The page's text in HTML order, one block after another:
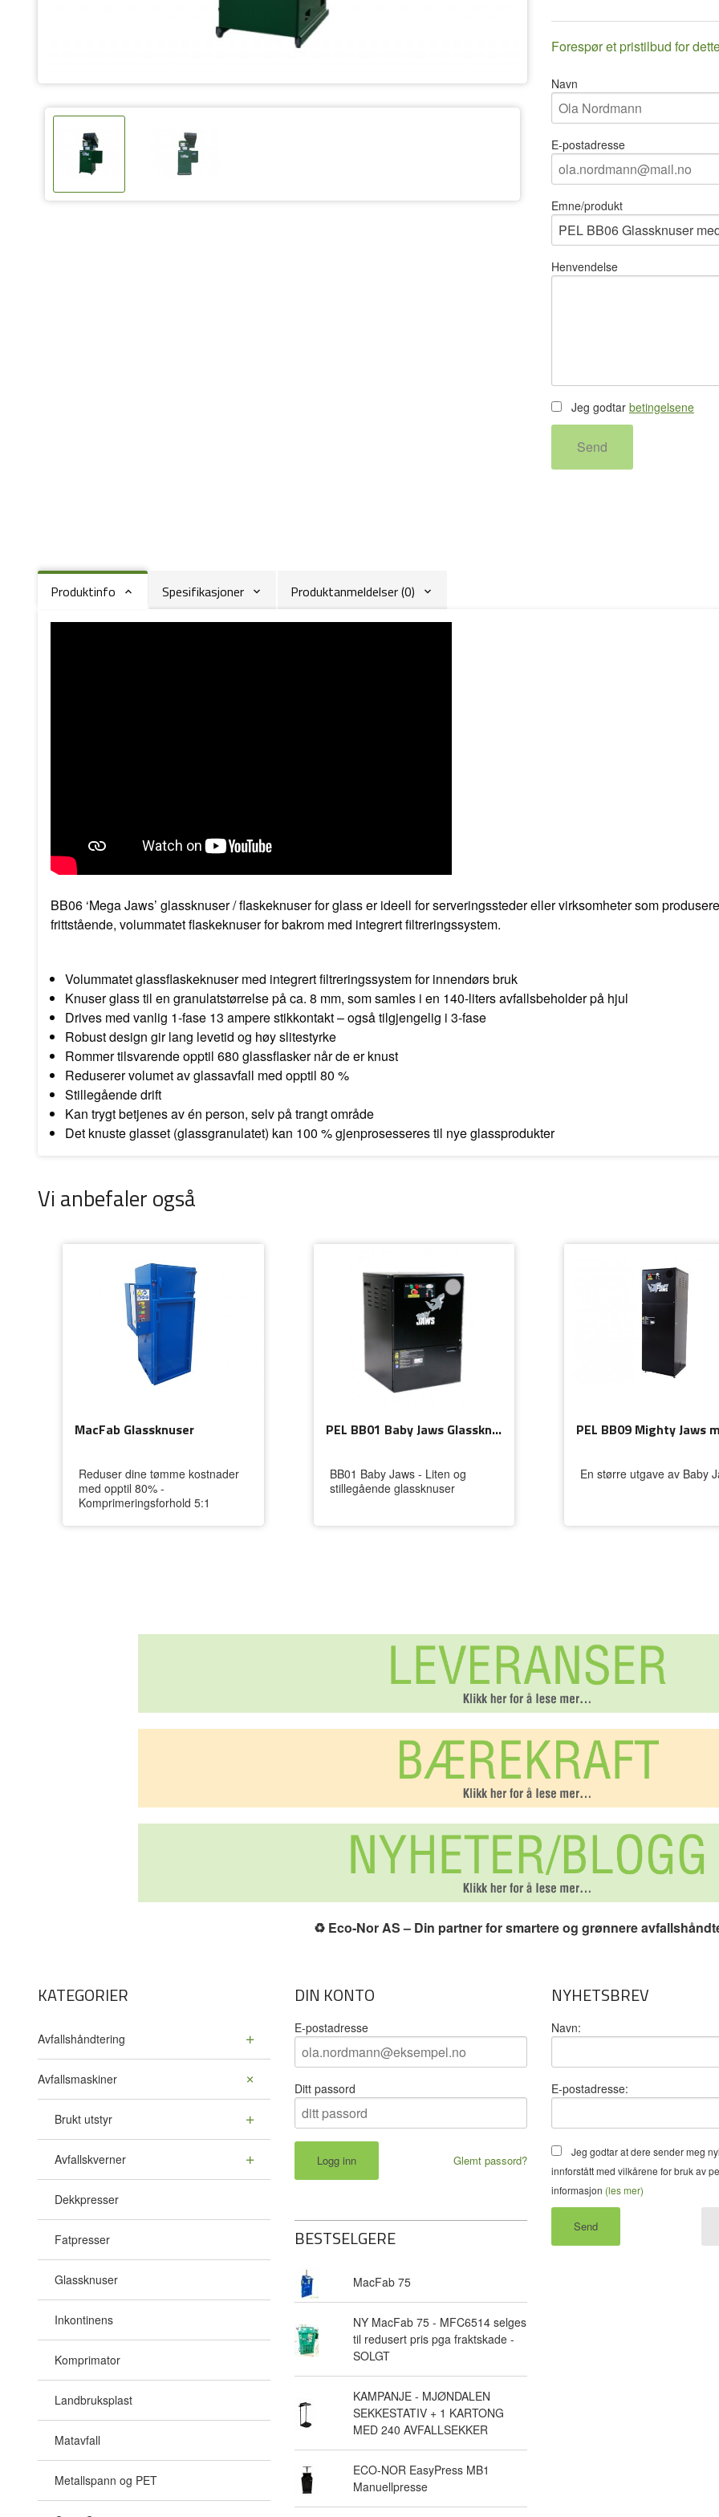
Forespør et pristilbud for
Navn
E-postadresse
Emne/produkt
Henvendelse
Jeg godtar betingelsene
Send
Produktinfo Spesifikasjoner Produktanmeldelser (0)
BB06 ‘Mega Jaws’ glassknuser / flaskeknuser for glass er ideell for serveringssteder eller virksomheter som
frittstående, volummatet flaskeknuser for bakrom med integrert filtreringssystem.
Volummatet glassflaskeknuser med integrert filtreringssystem for innendørs bruk
Knuser glass til en granulatstørrelse på ca. 8 mm, som samles i en 140-liters avfallsbeholder på hjul
Drives med vanlig 1-fase 13 ampere stikkontakt – også tilgjengelig i 3-fase
Robust design gir lang levetid og høy slitestyrke
Rommer tilsvarende opptil 680 glassflasker når de er knust
Reduserer volumet av glassavfall med opptil 80 %
Stillegående drift
Kan trygt betjenes av én person, selv på trangt område
Det knuste glasset (glassgranulatet) kan 100 % gjenprosesseres til nye glassprodukter
Vi anbefaler også
MacFab Glassknuser
Reduser dine tømme kostnader
med opptil 80% -
Komprimeringsforhold 5:1
PEL BB01 Baby Jaws Glassknuser
BB01 Baby Jaws - Liten og
stillegående glassknuser
En større utgave av Baby
♻️ Eco-Nor AS – Din partner for smartere og grønnere
KATEGORIER
Avfallshåndtering
Avfallsmaskiner
Brukt utstyr
Avfallskverner
Dekkpresser
Fatpresser
Glassknuser
Inkontinens
Komprimator
Landbruksplast
Matavfall
Metallspann og PET
DIN KONTO
E-postadresse
Ditt passord
Glemt passord?
BESTSELGERE
MacFab 75
NY MacFab 75 - MFC6514 selges
til redusert pris pga fraktskade -
SOLGT
KAMPANJE - MJØNDALEN
SEKKESTATIV + 1 KARTONG
MED 240 AVFALLSEKKER
ECO-NOR EasyPress MB1
Manuellpresse
NYHETSBREV
Navn:
E-postadresse:
Jeg godtar at dere sender meg
innforstått med vilkårene for bruk av
informasjon (les mer)